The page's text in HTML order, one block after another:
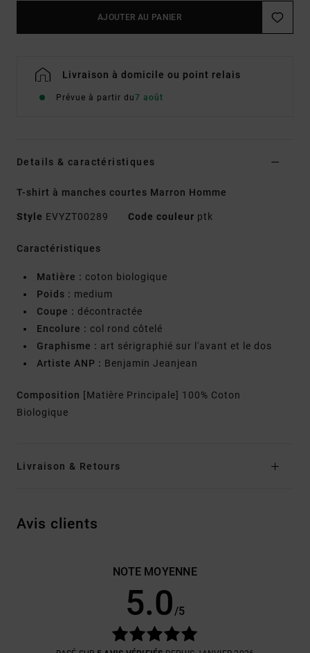
AJOUTER AU PANIER
Livraison à domicile ou point relais
Prévue à partir du7 août
Details & caractéristiques
T-shirt à manches courtes Marron Homme
Style EVYZT00289 Code couleur ptk
Caractéristiques
Matière : coton biologique
Poids : medium
Coupe : décontractée
Encolure : col rond côtelé
Graphisme : art sérigraphié sur l'avant et le dos
Artiste ANP : Benjamin Jeanjean
Composition [Matière Principale] 100% Coton
Biologique
Livraison & Retours
Avis clients
NOTE MOYENNE
5.0/5